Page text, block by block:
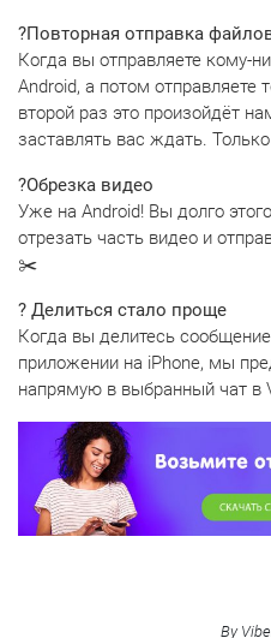
?Повторная отправка
Когда вы отправляете кому-
Android, а потом отправляете
второй раз это произойдёт
заставлять вас ждать.
?️Обрезка видео
Уже на Android! Вы долго
отрезать часть видео и
✂️
? Делиться стало проще
Когда вы делитесь
приложении на iPhone, мы
напрямую в выбранный чат в
By